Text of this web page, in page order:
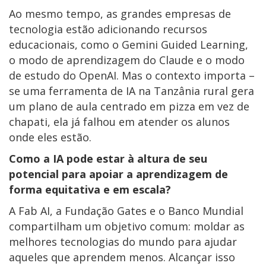
Ao mesmo tempo, as grandes empresas de
tecnologia estão adicionando recursos
educacionais, como o Gemini Guided Learning,
o modo de aprendizagem do Claude e o modo
de estudo do OpenAI. Mas o contexto importa –
se uma ferramenta de IA na Tanzânia rural gera
um plano de aula centrado em pizza em vez de
chapati, ela já falhou em atender os alunos
onde eles estão.
Como a IA pode estar à altura de seu
potencial para apoiar a aprendizagem de
forma equitativa e em escala?
A Fab AI, a Fundação Gates e o Banco Mundial
compartilham um objetivo comum: moldar as
melhores tecnologias do mundo para ajudar
aqueles que aprendem menos. Alcançar isso